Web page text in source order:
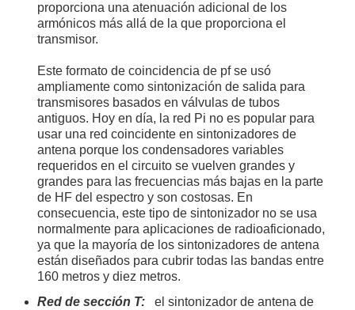
proporciona una atenuación adicional de los
armónicos más allá de la que proporciona el
transmisor.
Este formato de coincidencia de pf se usó
ampliamente como sintonización de salida para
transmisores basados ​​en válvulas de tubos
antiguos. Hoy en día, la red Pi no es popular para
usar una red coincidente en sintonizadores de
antena porque los condensadores variables
requeridos en el circuito se vuelven grandes y
grandes para las frecuencias más bajas en la parte
de HF del espectro y son costosas. En
consecuencia, este tipo de sintonizador no se usa
normalmente para aplicaciones de radioaficionado,
ya que la mayoría de los sintonizadores de antena
están diseñados para cubrir todas las bandas entre
160 metros y diez metros.
Red de sección T: el sintonizador de antena de